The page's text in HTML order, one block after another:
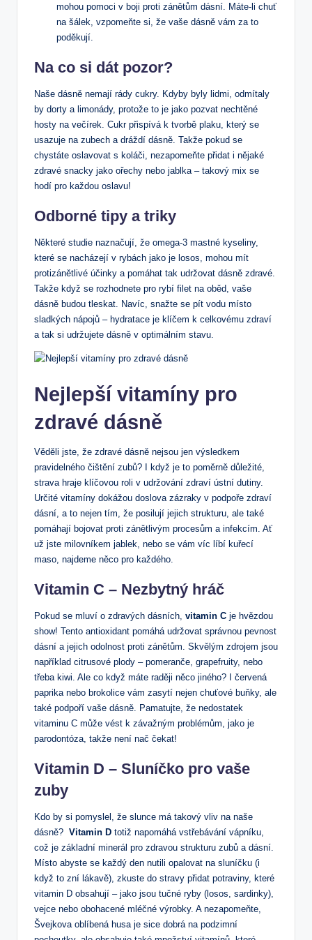
mohou pomoci v boji proti zánětům dásní. Máte-li chuť
na šálek, vzpomeňte si, ⁤že vaše dásně vám za to⁤
poděkují.
Na co si dát pozor?
Naše​ dásně nemají rády cukry. Kdyby byly lidmi,​ odmítaly
by dorty a limonády, protože to je jako pozvat nechtěné
hosty na večírek. Cukr přispívá k tvorbě plaku, který⁣ se
usazuje ​na zubech a ⁢dráždí dásně. Takže pokud se
‌chystáte oslavovat s koláči, nezapomeňte přidat i nějaké
zdravé ⁢snacky jako ořechy nebo jablka‍ – takový mix⁣ se
hodí pro ⁢každou⁣ oslavu!
Odborné tipy a triky
Některé studie naznačují, že omega-3 mastné kyseliny,
které se nacházejí v rybách jako je losos, mohou mít
protizánětlivé účinky a pomáhat ⁢tak udržovat dásně ⁣zdravé.​
Takže když se rozhodnete pro rybí filet na oběd, vaše
dásně budou tleskat. Navíc, snažte ⁤se ⁤pít ‌vodu místo
sladkých nápojů – hydratace je klíčem​ k celkovému zdraví
a tak si udržujete dásně v optimálním stavu.
Nejlepší‍ vitamíny pro
⁤zdravé dásně
Věděli jste, že zdravé ‍dásně nejsou jen výsledkem
pravidelného čištění zubů? I když je to poměrně důležité,
strava hraje klíčovou roli v udržování zdraví ústní dutiny.
Určité ‌vitamíny ⁤dokážou doslova zázraky ⁣v podpoře zdraví
dásní, a to ⁢nejen‍ tím,⁤ že posilují jejich strukturu, ale také
pomáhají bojovat proti⁤ zánětlivým⁣ procesům⁢ a infekcím.⁣ Ať
už jste milovníkem jablek, nebo ‍se vám víc líbí kuřecí
maso, najdeme ​něco pro každého.
Vitamin C – Nezbytný hráč
Pokud se mluví o ⁢zdravých ​dásních, vitamin ‌C je hvězdou
show! Tento antioxidant pomáhá udržovat správnou pevnost
dásní a jejich odolnost proti zánětům. ⁣Skvělým ⁤zdrojem jsou
například citrusové plody – pomeranče, grapefruity, nebo
třeba⁢ kiwi. Ale ‍co když máte raději něco‌ jiného? I červená
paprika nebo brokolice vám zasytí ⁢nejen chuťové buňky, ale
také podpoří vaše ⁢dásně. Pamatujte, že nedostatek
vitaminu C může vést k závažným problémům, jako je
parodontóza,‌ takže není nač‌ čekat!
Vitamin D – Sluníčko pro vaše
zuby
Kdo by si pomyslel, že slunce má‌ takový vliv na‍ naše
dásně? ​ Vitamin D totiž napomáhá vstřebávání vápníku,
což je základní minerál pro zdravou strukturu zubů a dásní.⁤
Místo⁣ abyste se každý den nutili⁤ opalovat na sluníčku (i
když⁤ to zní lákavě), zkuste do stravy přidat potraviny, které
‌vitamin D obsahují‌ – jako jsou tučné ryby (losos, sardinky),
vejce‍ nebo obohacené mléčné ‌výrobky. A ‍nezapomeňte,
‌Švejkova oblíbená⁣ husa je sice dobrá na podzimní⁢